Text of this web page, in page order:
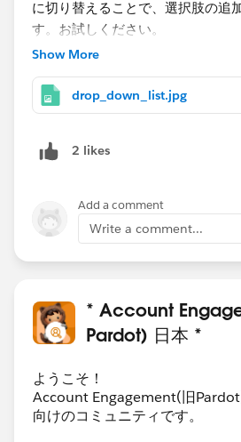
に切り替えることで、選択肢の追
す。お試しください。
Show More
drop_down_list.jpg
2 likes
Add a comment
Write a comment...
* Account
Pardot) 日本 *
ようこそ！
Account Engagement(旧
向けのコミュニティです。